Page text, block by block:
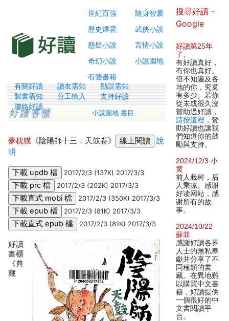
世紀百強
隨身智囊
歷史煙雲
武俠小說
懸疑小說
言情小說
奇幻小說
小說園地
有聲書籍
有關好讀 讀友需知
勘誤需知
製書需知
分工輸入
支持好讀
聯絡好讀
小說園地 書目
夢枕獏 《陰陽師十三：天鼓卷》
說
明
2017/2/3 (137K) 2017/3/3
2017/2/3 (202K) 2017/3/3
2017/2/3 (350K) 2017/3/3
2017/2/3 (81K) 2017/3/3
2017/2/3 (81K) 2017/3/3
好讀
書櫃
《典
藏
搜尋好讀 -
Google
好讀第25年
了 。
有好讀真好，
有你也真好。
但不知遍及各
地的你，究竟
有多少。若你
從未或很久沒
贊助過好讀，
請按這裡 ，贊
助好讀也讓我
們知道你的鼓
勵與支持。
2024/12/3 小
黄
前人栽树，后
人乘凉。感谢
好读网站，感
谢所有的故
事。
2024/10/22
蘇菲
感謝好讀各界
人士的無私奉
獻并分享了不
同種類的書
藏。在異地難
以購買中文書
籍，好讀提供
一個很好的中
文書閱讀平
台。